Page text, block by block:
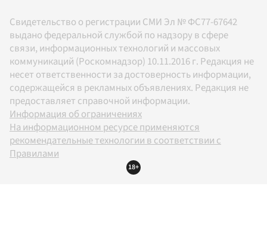
Свидетельство о регистрации СМИ Эл № ФС77-67642
выдано федеральной службой по надзору в сфере
связи, информационных технологий и массовых
коммуникаций (Роскомнадзор) 10.11.2016 г. Редакция не
несет ответственности за достоверность информации,
содержащейся в рекламных объявлениях. Редакция не
предоставляет справочной информации.
Информация об ограничениях
На информационном ресурсе применяются
рекомендательные технологии в соответствии с
Правилами
18+